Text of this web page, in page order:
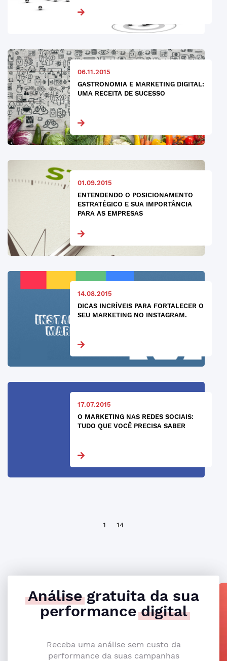
06.11.2015
GASTRONOMIA E MARKETING DIGITAL:
UMA RECEITA DE SUCESSO
01.09.2015
ENTENDENDO O POSICIONAMENTO
ESTRATÉGICO E SUA IMPORTÂNCIA
PARA AS EMPRESAS
14.08.2015
DICAS INCRÍVEIS PARA FORTALECER O
SEU MARKETING NO INSTAGRAM.
17.07.2015
O MARKETING NAS REDES SOCIAIS:
TUDO QUE VOCÊ PRECISA SABER
1 14
Análisegratuita da sua
performancedigital
Receba uma análise sem custo da
performance da suas campanhas